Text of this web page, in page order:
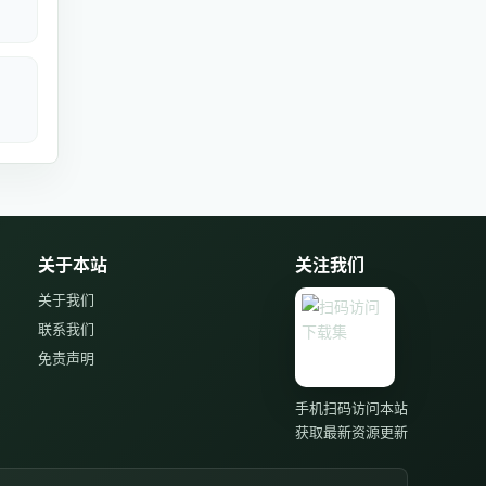
关于本站
关于我们
联系我们
免责声明
关注我们
手机扫码访问本站
获取最新资源更新